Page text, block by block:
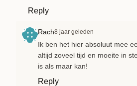
Reply
Rach8 jaar geleden
Ik ben het hier absoluut mee
altijd zoveel tijd en moeite in
is als maar kan!
Reply